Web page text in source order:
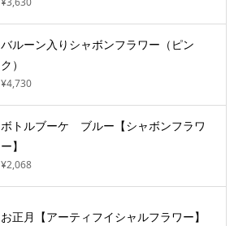
バルーン入りシャボンフラワー（ピン
ク）
¥4,730
ボトルブーケ ブルー【シャボンフラワ
ー】
¥2,068
お正月【アーティフイシャルフラワー】